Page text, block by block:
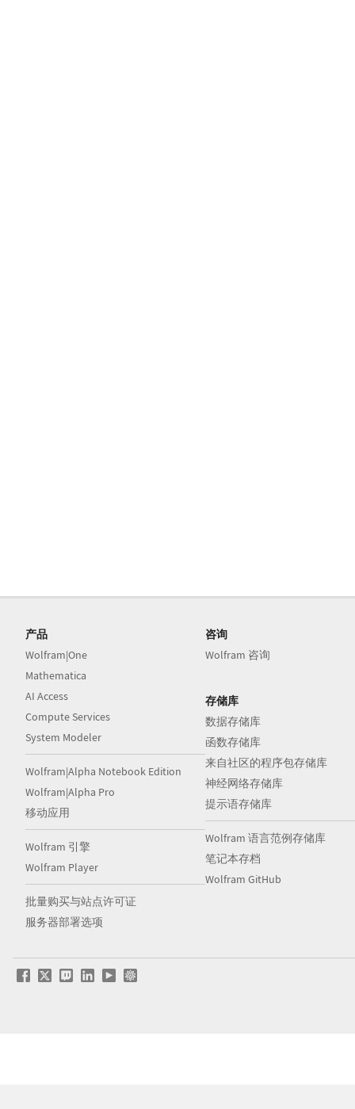
产品
Wolfram|One
Mathematica
AI Access
Compute Services
System Modeler
Wolfram|Alpha Notebook Edition
Wolfram|Alpha Pro
移动应用
Wolfram 引擎
Wolfram Player
批量购买与站点许可证
服务器部署选项
咨询
Wolfram 咨询
存储库
数据存储库
函数存储库
来自社区的程序包存储库
神经网络存储库
提示语存储库
Wolfram 语言范例存储库
笔记本存档
Wolfram GitHub